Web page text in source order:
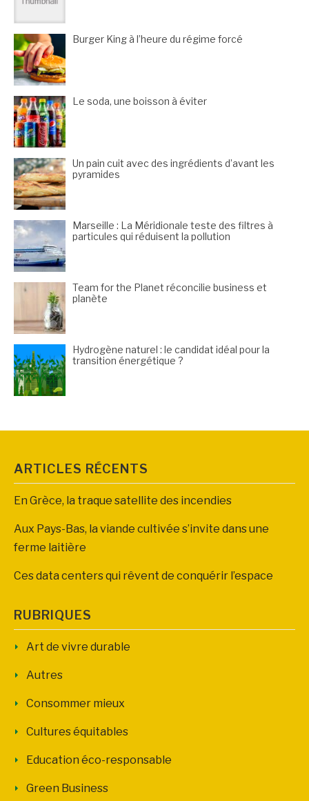
Burger King à l’heure du régime forcé
Le soda, une boisson à éviter
Un pain cuit avec des ingrédients d’avant les
pyramides
Marseille : La Méridionale teste des filtres à
particules qui réduisent la pollution
Team for the Planet réconcilie business et
planète
Hydrogène naturel : le candidat idéal pour la
transition énergétique ?
ARTICLES RÉCENTS
En Grèce, la traque satellite des incendies
Aux Pays-Bas, la viande cultivée s’invite dans une
ferme laitière
Ces data centers qui rêvent de conquérir l’espace
RUBRIQUES
Art de vivre durable
Autres
Consommer mieux
Cultures équitables
Education éco-responsable
Green Business